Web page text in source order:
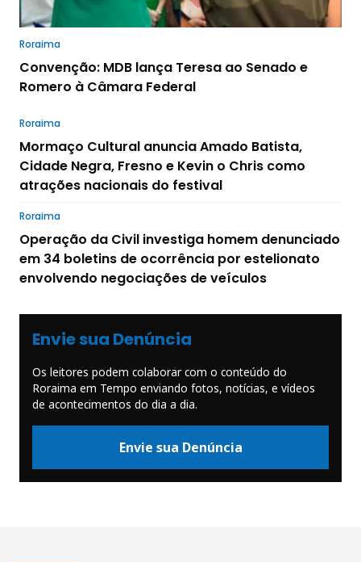
Roraima
Convenção: MDB lança Teresa ao Senado e
Romero à Câmara Federal
Roraima
Mormaço Cultural anuncia Amado Batista,
Cidade Negra, Fresno e Kevin o Chris como
atrações nacionais do festival
Roraima
Operação da Civil investiga homem denunciado
em 34 boletins de ocorrência por estelionato
envolvendo negociações de veículos
Envie sua Denúncia
Os leitores podem colaborar com o conteúdo do
Roraima em Tempo enviando fotos, notícias, e vídeos
de acontecimentos do dia a dia.
Envie sua Denúncia